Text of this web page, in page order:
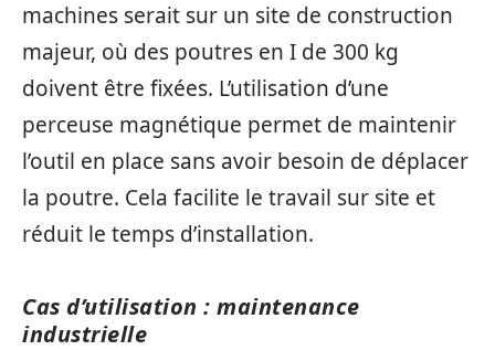
machines serait sur un site de construction
majeur, où des poutres en I de 300 kg
doivent être fixées. L’utilisation d’une
perceuse magnétique permet de maintenir
l’outil en place sans avoir besoin de déplacer
la poutre. Cela facilite le travail sur site et
réduit le temps d’installation.
Cas d’utilisation : maintenance
industrielle